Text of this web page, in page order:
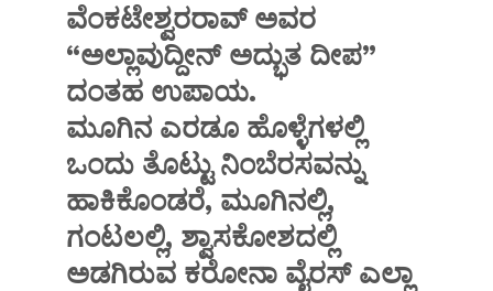
ವೆಂಕಟೇಶ್ವರರಾವ್ ಅವರ
“ಅಲ್ಲಾವುದ್ದೀನ್ ಅದ್ಭುತ ದೀಪ”
ದಂತಹ ಉಪಾಯ.
ಮೂಗಿನ ಎರಡೂ ಹೊಳ್ಳೆಗಳಲ್ಲಿ
ಒಂದು ತೊಟ್ಟು ನಿಂಬೆರಸವನ್ನು
ಹಾಕಿಕೊಂಡರೆ, ಮೂಗಿನಲ್ಲಿ,
ಗಂಟಲಲ್ಲಿ, ಶ್ವಾಸಕೋಶದಲ್ಲಿ
ಅಡಗಿರುವ ಕರೋನಾ ವೈರಸ್ ಎಲ್ಲಾ